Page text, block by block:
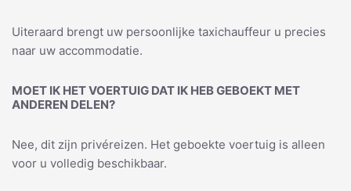
Uiteraard brengt uw persoonlijke taxichauffeur u precies
naar uw accommodatie.
MOET IK HET VOERTUIG DAT IK HEB GEBOEKT MET
ANDEREN DELEN?
Nee, dit zijn privéreizen. Het geboekte voertuig is alleen
voor u volledig beschikbaar.